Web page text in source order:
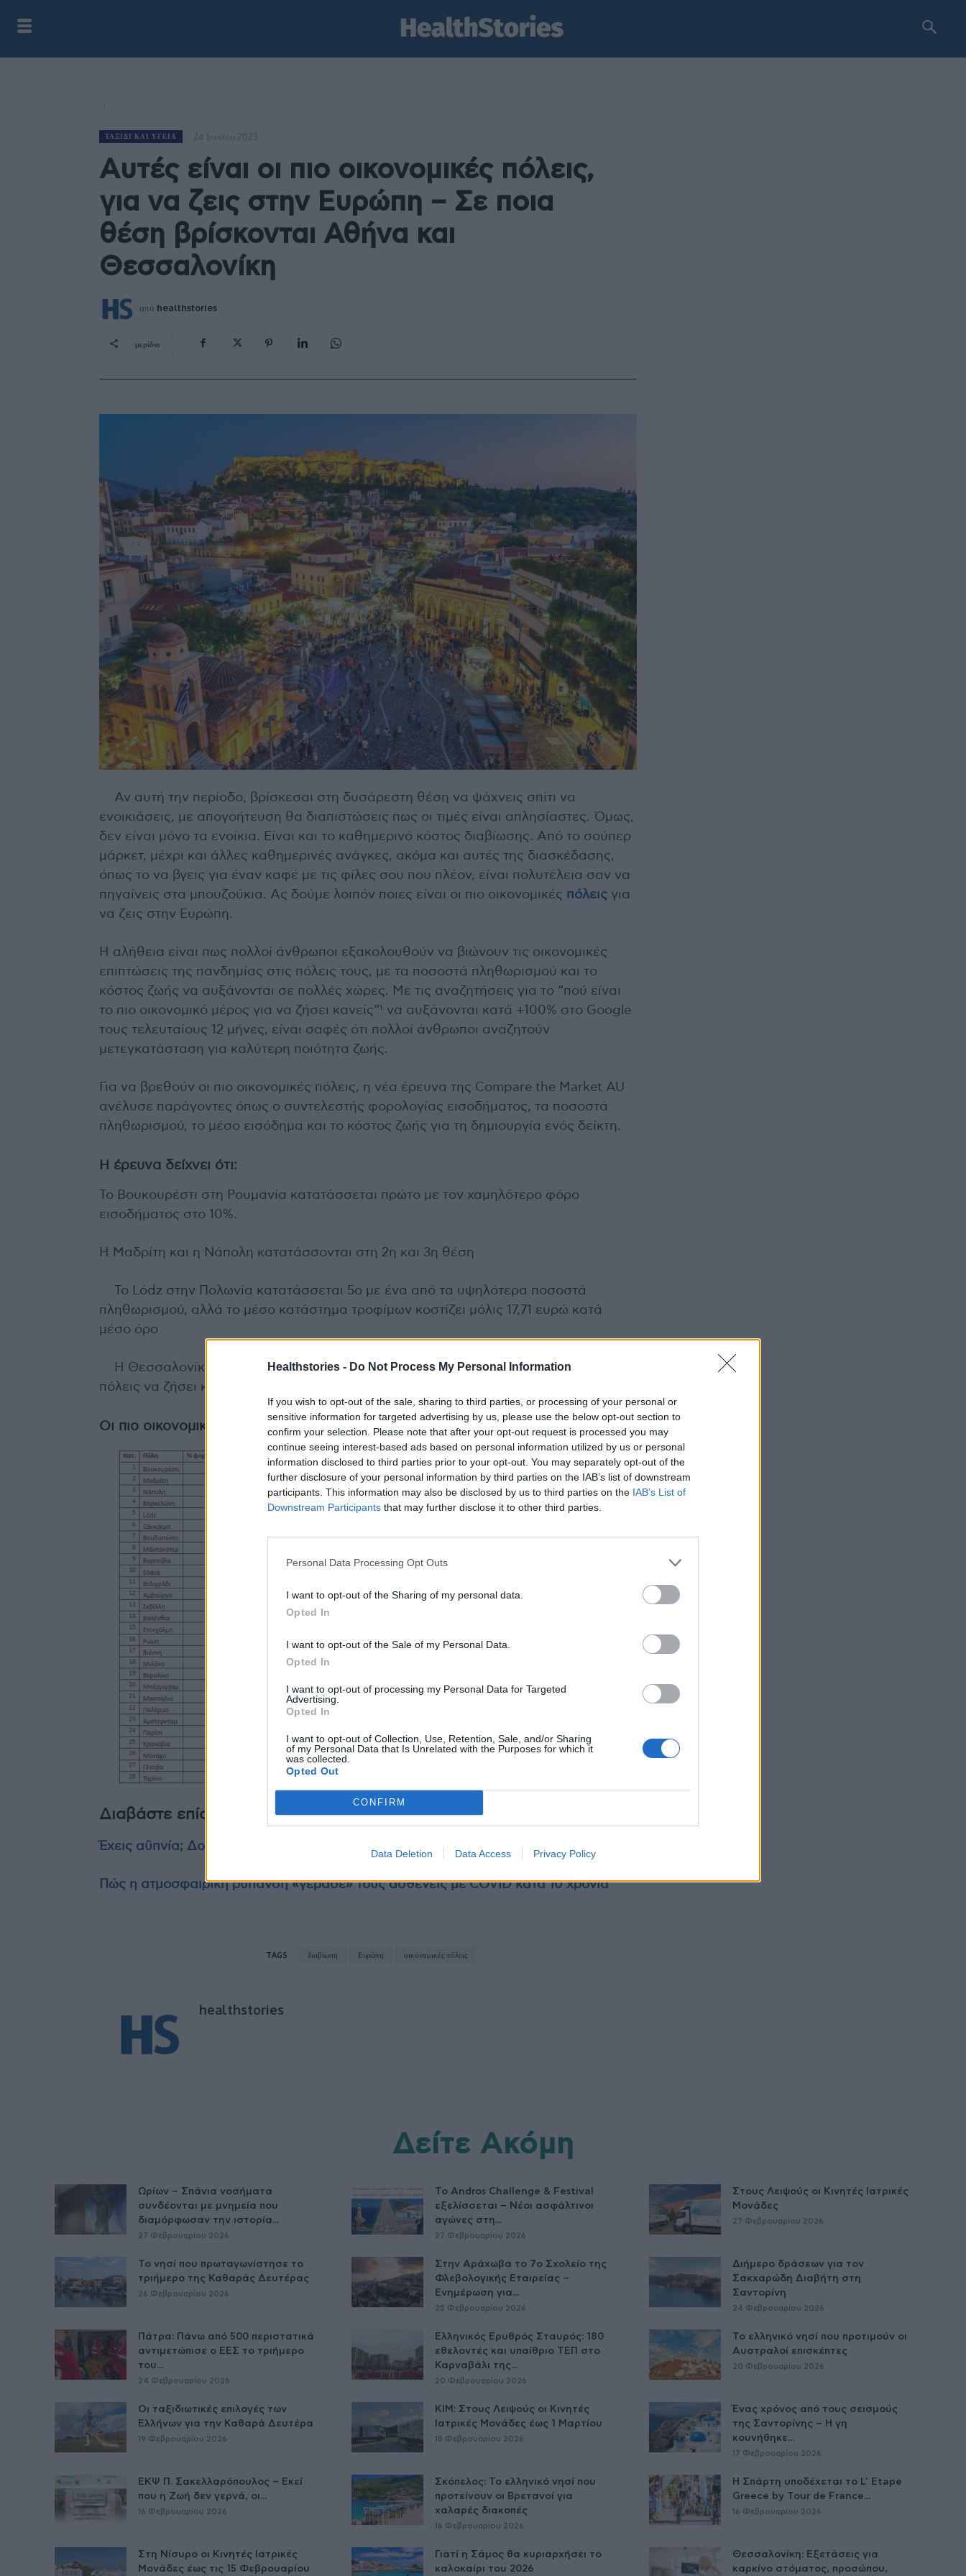
Healthstories - Do Not Process My Personal Information
If you wish to opt-out of the sale, sharing to third parties, or processing of your personal or
sensitive information for targeted advertising by us, please use the below opt-out section to
confirm your selection. Please note that after your opt-out request is processed you may
continue seeing interest-based ads based on personal information utilized by us or personal
information disclosed to third parties prior to your opt-out. You may separately opt-out of the
further disclosure of your personal information by third parties on the IAB’s list of downstream
participants. This information may also be disclosed by us to third parties on the IAB’s List of
Downstream Participants that may further disclose it to other third parties.
Personal Data Processing Opt Outs
I want to opt-out of the Sharing of my personal data.
Opted In
I want to opt-out of the Sale of my Personal Data.
Opted In
I want to opt-out of processing my Personal Data for Targeted
Advertising.
Opted In
I want to opt-out of Collection, Use, Retention, Sale, and/or Sharing
of my Personal Data that Is Unrelated with the Purposes for which it
was collected.
Opted Out
CONFIRM
Data Deletion Data Access Privacy Policy
ΤΑΞΊΔΙ ΚΑΙ ΥΓΕΊΑ 24 Ιουνίου 2023
Αυτές είναι οι πιο οικονομικές πόλεις,
για να ζεις στην Ευρώπη – Σε ποια
θέση βρίσκονται Αθήνα και
Θεσσαλονίκη
από healthstories
μερίδιο
Αν αυτή την περίοδο, βρίσκεσαι στη δυσάρεστη θέση να ψάχνεις σπίτι να
ενοικιάσεις, με απογοήτευση θα διαπιστώσεις πως οι τιμές είναι απλησίαστες. Όμως,
δεν είναι μόνο τα ενοίκια. Είναι και το καθημερινό κόστος διαβίωσης. Από το σούπερ
μάρκετ, μέχρι και άλλες καθημερινές ανάγκες, ακόμα και αυτές της διασκέδασης,
όπως το να βγεις για έναν καφέ με τις φίλες σου που πλέον, είναι πολυτέλεια σαν να
πηγαίνεις στα μπουζούκια. Ας δούμε λοιπόν ποιες είναι οι πιο οικονομικές πόλεις για
να ζεις στην Ευρώπη.
Η αλήθεια είναι πως πολλοί άνθρωποι εξακολουθούν να βιώνουν τις οικονομικές
επιπτώσεις της πανδημίας στις πόλεις τους, με τα ποσοστά πληθωρισμού και το
κόστος ζωής να αυξάνονται σε πολλές χώρες. Με τις αναζητήσεις για το “πού είναι
το πιο οικονομικό μέρος για να ζήσει κανείς“¹ να αυξάνονται κατά +100% στο Google
τους τελευταίους 12 μήνες, είναι σαφές ότι πολλοί άνθρωποι αναζητούν
μετεγκατάσταση για καλύτερη ποιότητα ζωής.
Για να βρεθούν οι πιο οικονομικές πόλεις, η νέα έρευνα της Compare the Market AU
ανέλυσε παράγοντες όπως ο συντελεστής φορολογίας εισοδήματος, τα ποσοστά
πληθωρισμού, το μέσο εισόδημα και το κόστος ζωής για τη δημιουργία ενός δείκτη.
Η έρευνα δείχνει ότι:
Το Βουκουρέστι στη Ρουμανία κατατάσσεται πρώτο με τον χαμηλότερο φόρο
εισοδήματος στο 10%.
Η Μαδρίτη και η Νάπολη κατατάσσονται στη 2η και 3η θέση
Το Lódz στην Πολωνία κατατάσσεται 5ο με ένα από τα υψηλότερα ποσοστά
πληθωρισμού, αλλά το μέσο κατάστημα τροφίμων κοστίζει μόλις 17,71 ευρώ κατά
μέσο όρο
Η Θεσσαλονίκη (32η θέση) και η Αθήνα (30η θέση) είναι από τις πιο ακριβές
πόλεις να ζήσει κανείς στην Ευρώπη!
Οι πιο οικονομικές πόλεις της Ευρώπης αποκαλύφθηκαν ως εξής:
Διαβάστε επίσης
Έχεις αϋπνία; Δοκίμασε αυτές τις ασκήσεις
Πώς η ατμοσφαιρική ρύπανση «γέρασε» τους ασθενείς με COVID κατά 10 χρόνια
TAGS διαβίωση Ευρώπη οικονομικές πόλεις
healthstories
Δείτε Ακόμη
Ωρίων – Σπάνια νοσήματα
συνδέονται με μνημεία που
διαμόρφωσαν την ιστορία...
27 Φεβρουαρίου 2026
Το Andros Challenge & Festival
εξελίσσεται – Νέοι ασφάλτινοι
αγώνες στη...
27 Φεβρουαρίου 2026
Στους Λειψούς οι Κινητές Ιατρικές
Μονάδες
27 Φεβρουαρίου 2026
Το νησί που πρωταγωνίστησε το
τριήμερο της Καθαράς Δευτέρας
26 Φεβρουαρίου 2026
Στην Αράχωβα το 7ο Σχολείο της
Φλεβολογικής Εταιρείας –
Ενημέρωση για...
25 Φεβρουαρίου 2026
Διήμερο δράσεων για τον
Σακχαρώδη Διαβήτη στη
Σαντορίνη
24 Φεβρουαρίου 2026
Πάτρα: Πάνω από 500 περιστατικά
αντιμετώπισε ο ΕΕΣ το τριήμερο
του...
24 Φεβρουαρίου 2026
Ελληνικός Ερυθρός Σταυρός: 180
εθελοντές και υπαίθριο ΤΕΠ στο
Καρναβάλι της...
20 Φεβρουαρίου 2026
Το ελληνικό νησί που προτιμούν οι
Αυστραλοί επισκέπτες
20 Φεβρουαρίου 2026
Οι ταξιδιωτικές επιλογές των
Ελλήνων για την Καθαρά Δευτέρα
19 Φεβρουαρίου 2026
ΚΙΜ: Στους Λειψούς οι Κινητές
Ιατρικές Μονάδες έως 1 Μαρτίου
18 Φεβρουαρίου 2026
Ένας χρόνος από τους σεισμούς
της Σαντορίνης – Η γη
κουνήθηκε...
17 Φεβρουαρίου 2026
ΕΚΨ Π. Σακελλαρόπουλος – Εκεί
που η Ζωή δεν γερνά, οι...
16 Φεβρουαρίου 2026
Σκόπελος: Το ελληνικό νησί που
προτείνουν οι Βρετανοί για
χαλαρές διακοπές
16 Φεβρουαρίου 2026
Η Σπάρτη υποδέχεται το L’ Etape
Greece by Tour de France...
16 Φεβρουαρίου 2026
Στη Νίσυρο οι Κινητές Ιατρικές
Μονάδες έως τις 15 Φεβρουαρίου
Γιατί η Σάμος θα κυριαρχήσει το
καλοκαίρι του 2026
Θεσσαλονίκη: Εξετάσεις για
καρκίνο στόματος, προσώπου,